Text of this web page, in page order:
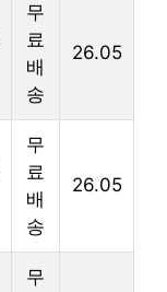
무
료
배
송
26.05
무
료
배
송
26.05
무